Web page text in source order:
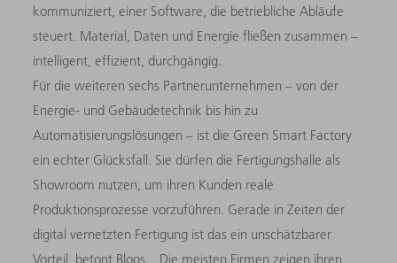
kommuniziert, einer Software, die betriebliche Abläufe
steuert. Material, Daten und Energie fließen zusammen –
intelligent, effizient, durchgängig.
Für die weiteren sechs Partnerunternehmen – von der
Energie- und Gebäudetechnik bis hin zu
Automatisierungslösungen – ist die Green Smart Factory
ein echter Glücksfall. Sie dürfen die Fertigungshalle als
Showroom nutzen, um ihren Kunden reale
Produktionsprozesse vorzuführen. Gerade in Zeiten der
digital vernetzten Fertigung ist das ein unschätzbarer
Vorteil, betont Bloos. „Die meisten Firmen zeigen ihren